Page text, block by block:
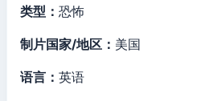
类型： 恐怖
制片国家/地区： 美国
语言： 英语